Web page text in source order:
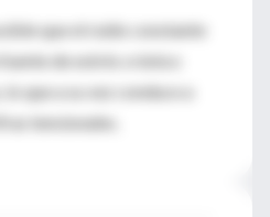
que el ruido constante
de estrés crónico
que a su vez conduce a
tensionales.